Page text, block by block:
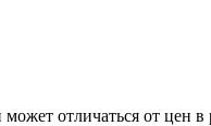
отличаться от цен